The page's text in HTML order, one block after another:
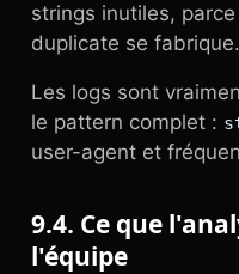
strings inutiles,
duplicate se fabrique.
Les logs sont
le pattern complet :
user-agent et
9.4. Ce que
l'équipe